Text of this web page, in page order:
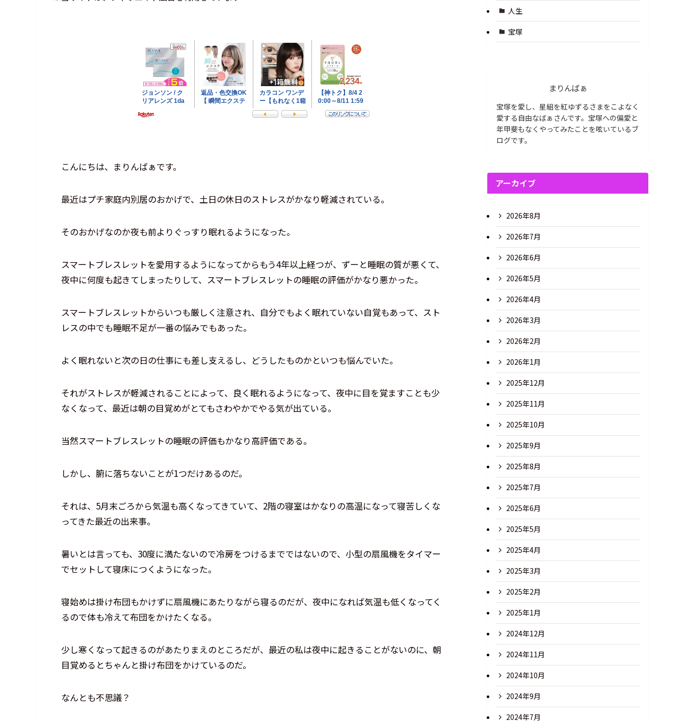
こんにちは、まりんばぁです。
最近はプチ家庭内別居のおかげで、土日の休日のストレスがかなり軽減されている。
そのおかげなのか夜も前よりぐっすり眠れるようになった。
スマートブレスレットを愛用するようになってからもう4年以上経つが、ずーと睡眠の質が悪くて、
夜中に何度も起きてしまったりして、スマートブレスレットの睡眠の評価がかなり悪かった。
スマートブレスレットからいつも厳しく注意され、自分でもよく眠れていない自覚もあって、スト
レスの中でも睡眠不足が一番の悩みでもあった。
よく眠れないと次の日の仕事にも差し支えるし、どうしたものかといつも悩んでいた。
それがストレスが軽減されることによって、良く眠れるようになって、夜中に目を覚ますことも少
なくなって、最近は朝の目覚めがとてもさわやかでやる気が出ている。
当然スマートブレスレットの睡眠の評価もかなり高評価である。
しかし、腑に落ちないことが1つだけあるのだ。
それは、5月末ごろから気温も高くなってきていて、2階の寝室はかなりの高温になって寝苦しくな
ってきた最近の出来事。
暑いとは言っても、30度に満たないので冷房をつけるまでではないので、小型の扇風機をタイマー
でセットして寝床につくようになった。
寝始めは掛け布団もかけずに扇風機にあたりながら寝るのだが、夜中になれば気温も低くなってく
るので体も冷えて布団をかけたくなる。
少し寒くなって起きるのがあたりまえのところだが、最近の私は夜中に起きることがないのに、朝
目覚めるとちゃんと掛け布団をかけているのだ。
なんとも不思議？
人生
宝塚
まりんばぁ
宝塚を愛し、星組を紅ゆずるさまをこよなく
愛する自由なばぁさんです。宝塚への偏愛と
年甲斐もなくやってみたことを呟いているブ
ログです。
アーカイブ
2026年8月
2026年7月
2026年6月
2026年5月
2026年4月
2026年3月
2026年2月
2026年1月
2025年12月
2025年11月
2025年10月
2025年9月
2025年8月
2025年7月
2025年6月
2025年5月
2025年4月
2025年3月
2025年2月
2025年1月
2024年12月
2024年11月
2024年10月
2024年9月
2024年7月